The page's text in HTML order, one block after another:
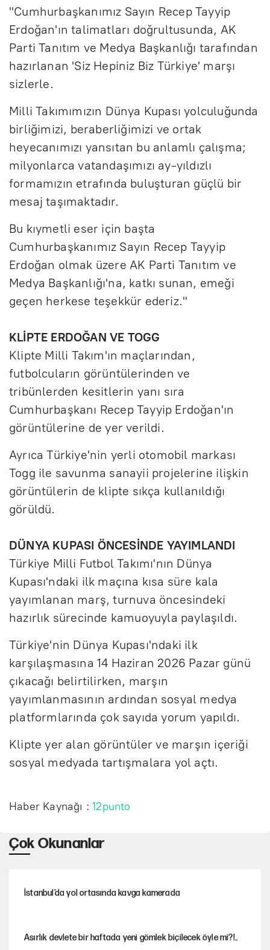
ş
l
a
t
s
s
i
z
a
r
l
a
P
r
l
t
"Cumhurbaşkanımız Sayın Recep Tayyip
Erdoğan'ın talimatları doğrultusunda, AK
Parti Tanıtım ve Medya Başkanlığı tarafından
hazırlanan 'Siz Hepiniz Biz Türkiye' marşı
sizlerle.
Milli Takımımızın Dünya Kupası yolculuğunda
birliğimizi, beraberliğimizi ve ortak
heyecanımızı yansıtan bu anlamlı çalışma;
milyonlarca vatandaşımızı ay-yıldızlı
formamızın etrafında buluşturan güçlü bir
mesaj taşımaktadır.
Bu kıymetli eser için başta
Cumhurbaşkanımız Sayın Recep Tayyip
Erdoğan olmak üzere AK Parti Tanıtım ve
Medya Başkanlığı'na, katkı sunan, emeği
geçen herkese teşekkür ederiz."
KLİPTE ERDOĞAN VE TOGG
Klipte Milli Takım'ın maçlarından,
futbolcuların görüntülerinden ve
tribünlerden kesitlerin yanı sıra
Cumhurbaşkanı Recep Tayyip Erdoğan'ın
görüntülerine de yer verildi.
Ayrıca Türkiye'nin yerli otomobil markası
Togg ile savunma sanayii projelerine ilişkin
görüntülerin de klipte sıkça kullanıldığı
görüldü.
DÜNYA KUPASI ÖNCESİNDE YAYIMLANDI
Türkiye Milli Futbol Takımı'nın Dünya
Kupası'ndaki ilk maçına kısa süre kala
yayımlanan marş, turnuva öncesindeki
hazırlık sürecinde kamuoyuyla paylaşıldı.
Türkiye'nin Dünya Kupası'ndaki ilk
karşılaşmasına 14 Haziran 2026 Pazar günü
çıkacağı belirtilirken, marşın
yayımlanmasının ardından sosyal medya
platformlarında çok sayıda yorum yapıldı.
Klipte yer alan görüntüler ve marşın içeriği
sosyal medyada tartışmalara yol açtı.
Haber Kaynağı :12punto
Çok Okunanlar
İstanbul’da yol ortasında kavga kamerada
Asırlık devlete bir haftada yeni gömlek biçilecek öyle mi?!..